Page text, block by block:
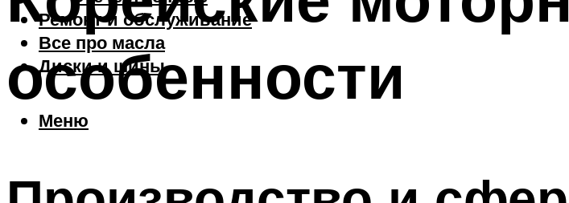
Ремонт и обслуживание
Все про масла
Диски и шины
Меню
особенности